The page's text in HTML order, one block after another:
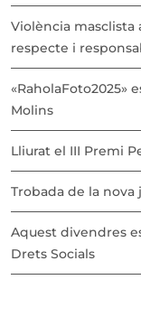
Violència masclista
respecte i
«RaholaFoto2025»
Molins
Lliurat el III Premi
Trobada de la nova
Aquest divendres
Drets Socials